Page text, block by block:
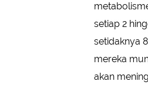
setiap 2
setidaknya
mereka
akan